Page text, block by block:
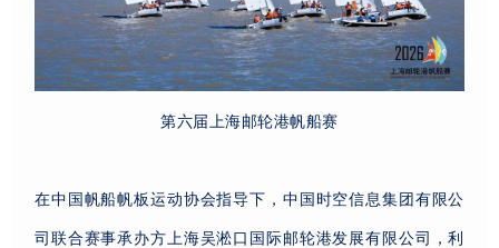
第六届上海邮轮港帆船赛
在中国帆船帆板运动协会指导下，中国时空信息集团有限公
司联合赛事承办方上海吴淞口国际邮轮港发展有限公司，利